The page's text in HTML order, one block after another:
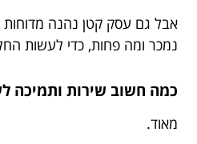
אבל גם עסק קטן נהנה מדוחות
נמכר ומה פחות, כדי לעשות
כמה חשוב שירות ותמיכה
מאוד.